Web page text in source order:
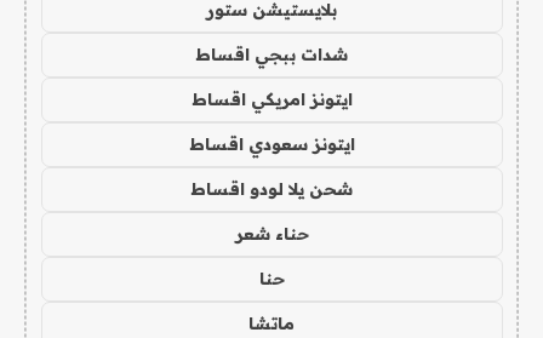
بلايستيشن ستور
شدات ببجي اقساط
ايتونز امريكي اقساط
ايتونز سعودي اقساط
شحن يلا لودو اقساط
حناء شعر
حنا
ماتشا